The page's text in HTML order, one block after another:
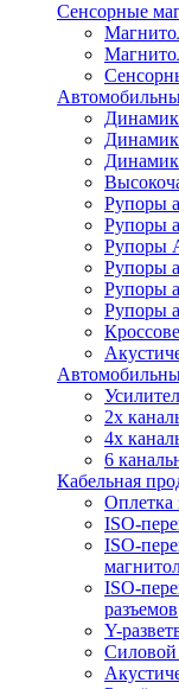
Сенсорные
Рупоры
Рупоры
Рупоры
Рупоры
Рупоры
Рупоры
2х
4х
6
Кабельная
Оплетка
ISO-
ISO-
ISO-
разъемов
Y-
Силовой